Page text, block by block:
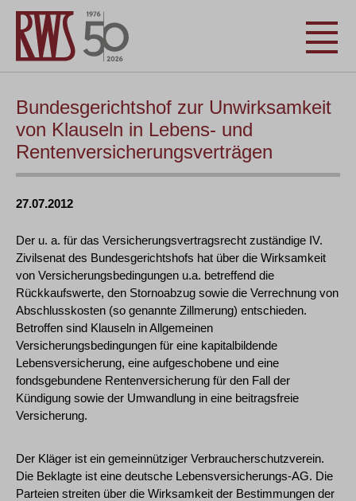
Bundesgerichtshof zur Unwirksamkeit
von Klauseln in Lebens- und
Rentenversicherungsverträgen
27.07.2012
Der u. a. für das Versicherungsvertragsrecht zuständige IV.
Zivilsenat des Bundesgerichtshofs hat über die Wirksamkeit
von Versicherungsbedingungen u.a. betreffend die
Rückkaufswerte, den Stornoabzug sowie die Verrechnung von
Abschlusskosten (so genannte Zillmerung) entschieden.
Betroffen sind Klauseln in Allgemeinen
Versicherungsbedingungen für eine kapitalbildende
Lebensversicherung, eine aufgeschobene und eine
fondsgebundene Rentenversicherung für den Fall der
Kündigung sowie der Umwandlung in eine beitragsfreie
Versicherung.
Der Kläger ist ein gemeinnütziger Verbraucherschutzverein.
Die Beklagte ist eine deutsche Lebensversicherungs-AG. Die
Parteien streiten über die Wirksamkeit der Bestimmungen der